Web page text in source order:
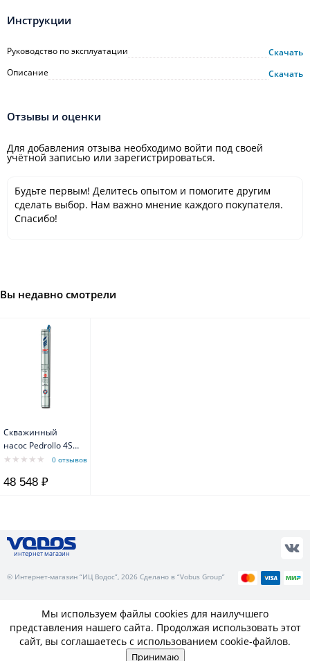
Инструкции
Руководство по эксплуатации
Скачать
Описание
Скачать
Отзывы и оценки
Для добавления отзыва необходимо войти под своей
учётной записью или зарегистрироваться.
Будьте первым! Делитесь опытом и помогите другим
сделать выбор. Нам важно мнение каждого покупателя.
Спасибо!
Вы недавно смотрели
Скважинный
насос Pedrollo 4SR
8/ 4 F-PD с
двигателем 4PD
0 отзывов
48 548 ₽
интернет магазин
© Интернет-магазин “ИЦ Водос”, 2026 Сделано в “Vobus Group”
Мы используем файлы cookies для наилучшего
представления нашего сайта. Продолжая использовать этот
сайт, вы соглашаетесь с использованием cookie-файлов.
Принимаю